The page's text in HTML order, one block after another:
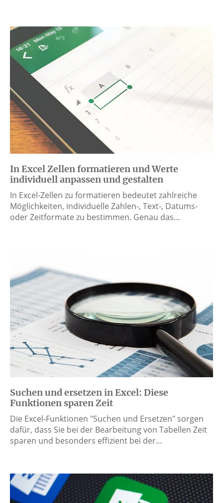
In Excel Zellen formatieren und Werte
individuell anpassen und gestalten
In Excel-Zellen zu formatieren bedeutet zahlreiche
Möglichkeiten, individuelle Zahlen-, Text-, Datums-
oder Zeitformate zu bestimmen. Genau das…
Suchen und ersetzen in Excel: Diese
Funktionen sparen Zeit
Die Excel-Funktionen "Suchen und Ersetzen" sorgen
dafür, dass Sie bei der Bearbeitung von Tabellen Zeit
sparen und besonders effizient bei der…